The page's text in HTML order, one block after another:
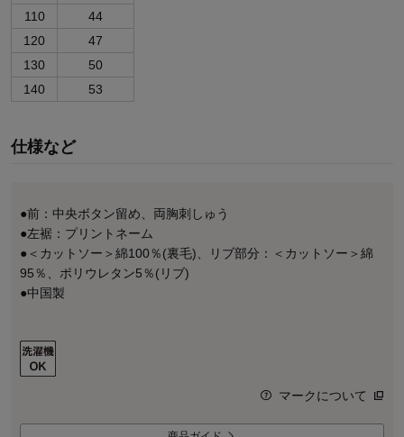
110
44
120
47
130
50
140
53
仕様など
●前：中央ボタン留め、両胸刺しゅう
●左裾：プリントネーム
●＜カットソー＞綿100％(裏毛)、リブ部分：＜カットソー＞綿
95％、ポリウレタン5％(リブ)
●中国製
マークについて